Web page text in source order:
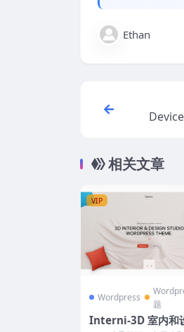
Ethan
相关文章
VIP
Wordpress
题
Interni-3D 室内和